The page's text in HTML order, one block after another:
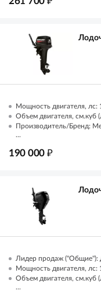
Мощность двигателя, лс:
Объем двигателя,
Производитель/Бренд:
...
190 000 ₽
Лидер продаж ("Общие"):
Мощность двигателя, лс:
Объем двигателя,
...